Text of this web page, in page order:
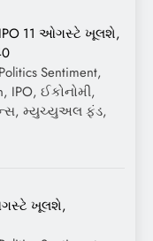
IPO 11 ઓગસ્ટે ખૂલશે,
Sentiment,
IPO, ઈકોનોમી,
મ્યુચ્યુઅલ ફંડ,
ખૂલશે,